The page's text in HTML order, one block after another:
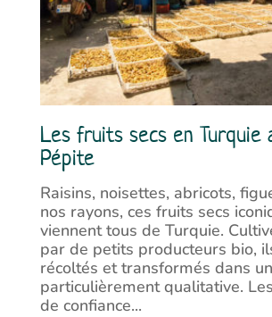
Les fruits secs en Turquie
Pépite
Raisins, noisettes, abricots,
nos rayons, ces fruits secs
viennent tous de Turquie.
par de petits producteurs bio,
récoltés et transformés dans
particulièrement qualitative.
de confiance...